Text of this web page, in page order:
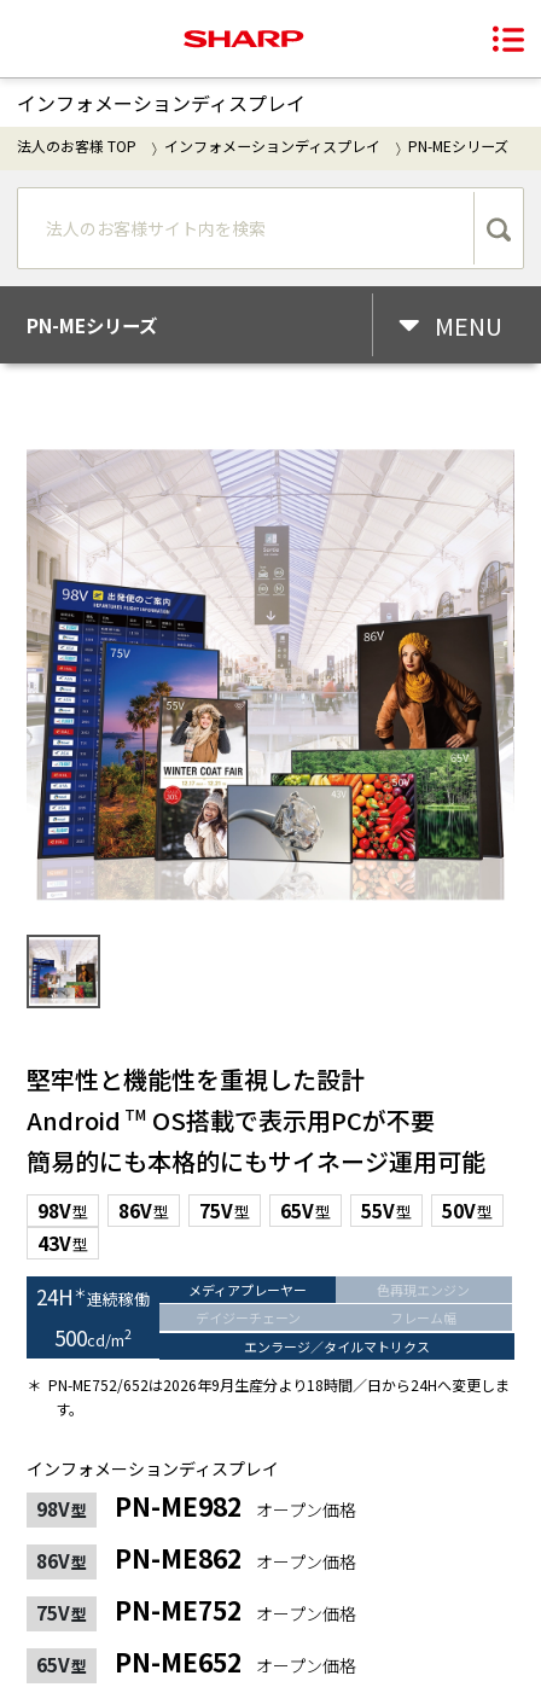
インフォメーションディスプレイ
法人のお客様 TOP インフォメーションディスプレイ PN-MEシリーズ
PN-MEシリーズ MENU
堅牢性と機能性を重視した設計
Android TM OS搭載で表示用PCが不要
簡易的にも本格的にもサイネージ運用可能
98V型 86V型 75V型 65V型 55V型 50V型
43V型
24H＊連続稼働
500cd/m2
メディアプレーヤー
色再現エンジン
デイジーチェーン
フレーム幅
エンラージ／タイルマトリクス
＊ PN-ME752/652は2026年9月生産分より18時間／日から24Hへ変更しま
す。
インフォメーションディスプレイ
98V型 PN-ME982 オープン価格
86V型 PN-ME862 オープン価格
75V型 PN-ME752 オープン価格
65V型 PN-ME652 オープン価格